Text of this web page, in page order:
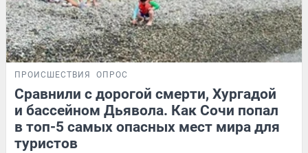
ПРОИСШЕСТВИЯ ОПРОС
Сравнили с дорогой смерти, Хургадой
и бассейном Дьявола. Как Сочи попал
в топ-5 самых опасных мест мира для
туристов